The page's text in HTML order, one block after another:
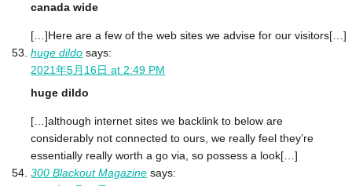
canada wide
[…]Here are a few of the web sites we advise for our visitors[…]
huge dildo says:
2021年5月16日 at 2:49 PM
huge dildo
[…]although internet sites we backlink to below are
considerably not connected to ours, we really feel they’re
essentially really worth a go via, so possess a look[…]
300 Blackout Magazine says: